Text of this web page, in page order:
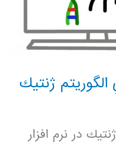
ژنتيك
در نرم افزار